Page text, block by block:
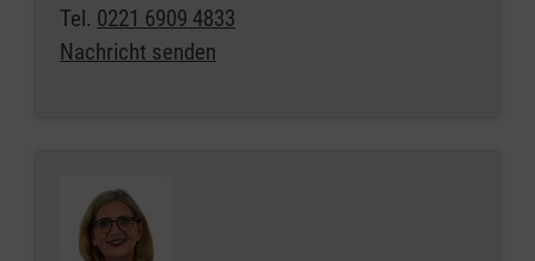
Tel. 0221 6909 4833
Nachricht senden